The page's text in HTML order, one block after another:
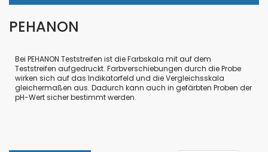
PEHANON
Bei PEHANON Teststreifen ist die Farbskala mit auf dem
Teststreifen aufgedruckt. Farbverschiebungen durch die Probe
wirken sich auf das Indikatorfeld und die Vergleichsskala
gleichermaßen aus. Dadurch kann auch in gefärbten Proben der
pH-Wert sicher bestimmt werden.